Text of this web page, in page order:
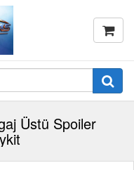
Üstü Spoiler